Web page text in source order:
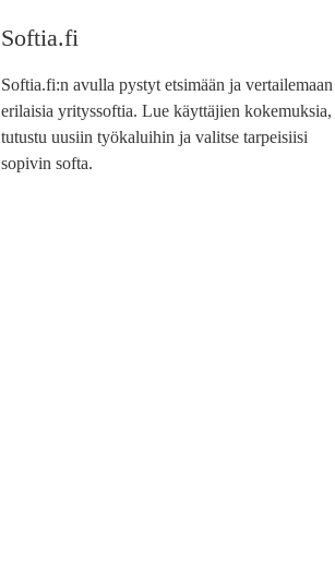
Softia.fi
Softia.fi:n avulla pystyt etsimään ja vertailemaan
erilaisia yrityssoftia. Lue käyttäjien kokemuksia,
tutustu uusiin työkaluihin ja valitse tarpeisiisi
sopivin softa.